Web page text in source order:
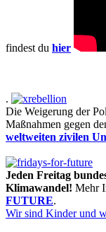
findest du hier
.
Die Weigerung der
Maßnahmen gegen
weltweiten zivilen
Jeden Freitag
Klimawandel! Mehr
FUTURE.
Wir sind Kinder und